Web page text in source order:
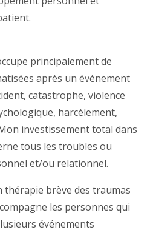
principalement de
après un événement
catastrophe, violence
harcèlement,
investissement total dans
tous les troubles ou
et/ou relationnel.
thérapie brève des traumas
les personnes qui
événements